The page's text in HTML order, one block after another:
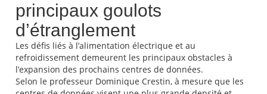
principaux goulots
d’étranglement
Les défis liés à l’alimentation électrique et au
refroidissement demeurent les principaux obstacles à
l’expansion des prochains centres de données.
Selon le professeur Dominique Crestin, à mesure que les